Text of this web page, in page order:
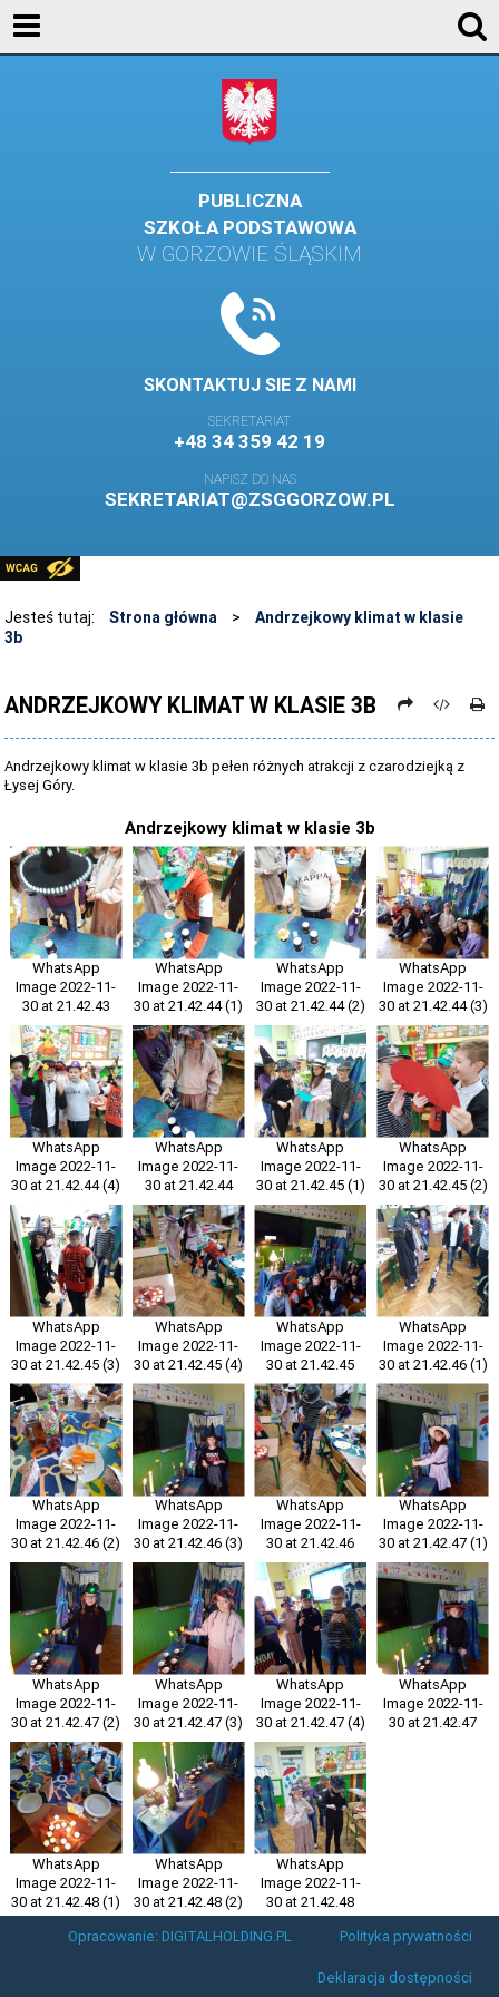
PUBLICZNA
SZKOŁA PODSTAWOWA
W GORZOWIE ŚLĄSKIM
SKONTAKTUJ SIE Z NAMI
SEKRETARIAT
+48 34 359 42 19
NAPISZ DO NAS
SEKRETARIAT@ZSGGORZOW.PL
PLIKI DO POBRANIA
LINKI
STOSOWANIE TECHNOLOGII TIK - TABLICA INTERAKTYWNA
DANE OSOBOWE
Jesteś tutaj: Strona główna >
Andrzejkowy klimat w klasie
3b
ANDRZEJKOWY KLIMAT W KLASIE 3B
Andrzejkowy klimat w klasie 3b pełen różnych atrakcji z czarodziejką z
Łysej Góry.
Andrzejkowy klimat w klasie 3b
WhatsApp
Image 2022-11-
30 at 21.42.43
WhatsApp
Image 2022-11-
30 at 21.42.44 (1)
WhatsApp
Image 2022-11-
30 at 21.42.44 (2)
WhatsApp
Image 2022-11-
30 at 21.42.44 (3)
WhatsApp
Image 2022-11-
30 at 21.42.44 (4)
WhatsApp
Image 2022-11-
30 at 21.42.44
WhatsApp
Image 2022-11-
30 at 21.42.45 (1)
WhatsApp
Image 2022-11-
30 at 21.42.45 (2)
WhatsApp
Image 2022-11-
30 at 21.42.45 (3)
WhatsApp
Image 2022-11-
30 at 21.42.45 (4)
WhatsApp
Image 2022-11-
30 at 21.42.45
WhatsApp
Image 2022-11-
30 at 21.42.46 (1)
WhatsApp
Image 2022-11-
30 at 21.42.46 (2)
WhatsApp
Image 2022-11-
30 at 21.42.46 (3)
WhatsApp
Image 2022-11-
30 at 21.42.46
WhatsApp
Image 2022-11-
30 at 21.42.47 (1)
WhatsApp
Image 2022-11-
30 at 21.42.47 (2)
WhatsApp
Image 2022-11-
30 at 21.42.47 (3)
WhatsApp
Image 2022-11-
30 at 21.42.47 (4)
WhatsApp
Image 2022-11-
30 at 21.42.47
WhatsApp
Image 2022-11-
30 at 21.42.48 (1)
WhatsApp
Image 2022-11-
30 at 21.42.48 (2)
WhatsApp
Image 2022-11-
30 at 21.42.48
Opracowanie: DIGITALHOLDING.PL
Polityka prywatności
Deklaracja dostępności